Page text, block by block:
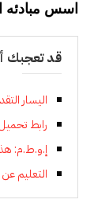
اسس مبادئه
قد تعجبك
اليسار
رابط
إ.و.ط.م:
التعليم